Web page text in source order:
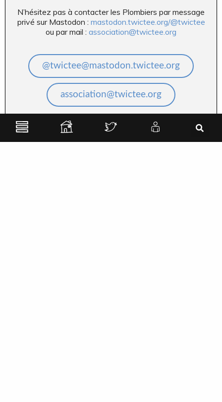
N’hésitez pas à contacter les Plombiers par message
privé sur Mastodon : mastodon.twictee.org/@twictee
ou par mail : association@twictee.org
@twictee@mastodon.twictee.org
association@twictee.org